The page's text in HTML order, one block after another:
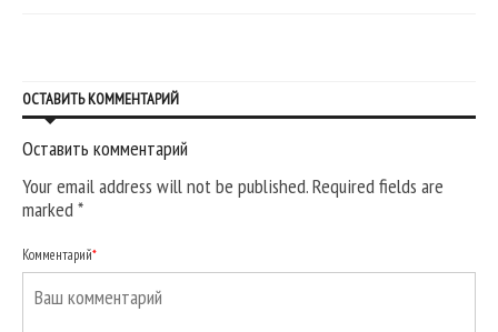
ОСТАВИТЬ КОММЕНТАРИЙ
Оставить комментарий
Your email address will not be published. Required fields are
marked *
Комментарий*